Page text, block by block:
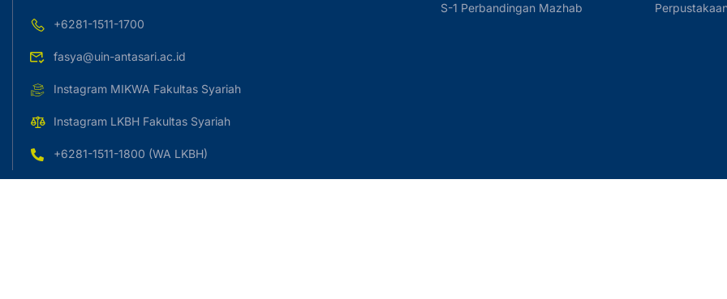
+6281-1511-1700
fasya@uin-antasari.ac.id
Instagram MIKWA Fakultas Syariah
Instagram LKBH Fakultas Syariah
+6281-1511-1800 (WA LKBH)
S-1 Perbandingan Mazhab